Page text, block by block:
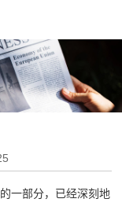
一部分，已经深刻地